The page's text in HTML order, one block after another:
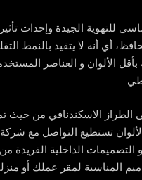
للتهوية الجيدة وإحداث
أي أنه لا يتقيد بالنمط
الألوان و العناصر
.
الطراز الاسكندنافي من حيث
الألوان تستطيع التواصل مع
الداخلية الفريدة
المناسبة لمقر عملك أو